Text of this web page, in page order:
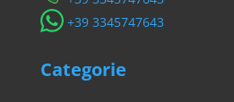
​+39 3345747643
Categorie